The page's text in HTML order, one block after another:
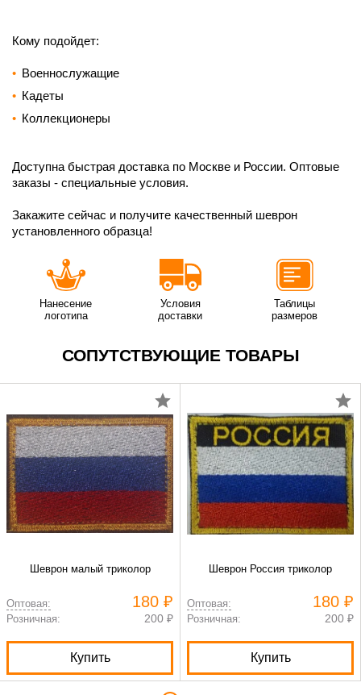
Кому подойдет:
Военнослужащие
Кадеты
Коллекционеры
Доступна быстрая доставка по Москве и России. Оптовые
заказы - специальные условия.
Закажите сейчас и получите качественный шеврон
установленного образца!
Нанесение
логотипа
Условия
доставки
Таблицы
размеров
СОПУТСТВУЮЩИЕ ТОВАРЫ
Шеврон малый триколор
Оптовая: 180 ₽
Розничная: 200 ₽
Купить
Шеврон Россия триколор
Оптовая: 180 ₽
Розничная: 200 ₽
Купить